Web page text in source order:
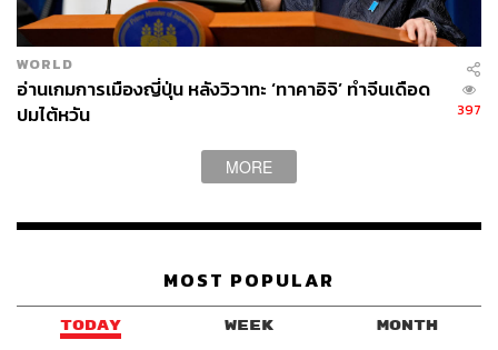
ผบช.น. เพื่อให้สัญญาว่าจะนำหนังสือที่ยื่นไปส่งต่อให้ถึงมือ
องคมนตรี แต่ ผบช.น. พยายามบ่ายเบี่ยงโดยบอกว่าจะดำเนิน
การตามขั้นตอน ขณะที่มีการประกาศให้กลุ่มผู้ชุมนุมเคลื่อน
ย้ายกลับไปที่สนามหลวง โดยแกนนำจะมีการประกาศ
เจรจา อ่านข้อเรียกร้องในหนังสือที่เตรียมจะยื่นต่อหน้า
พล.ต.ท. ภัคพงศ์ พงษ์เภตรา ผบช.น.
WORLD
อ่านเกมการเมืองญี่ปุ่น หลังวิวาทะ ‘ทาคาอิจิ’ ทำจีนเดือด
ปมไต้หวัน
397
MORE
MOST POPULAR
TODAY WEEK MONTH